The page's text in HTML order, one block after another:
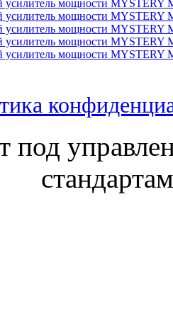
усилитель мощности MYSTERY
усилитель мощности MYSTERY
усилитель мощности MYSTERY
усилитель мощности MYSTERY
усилитель мощности MYSTERY
под